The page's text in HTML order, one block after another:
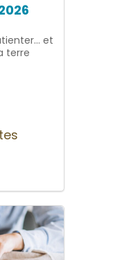
et
terre